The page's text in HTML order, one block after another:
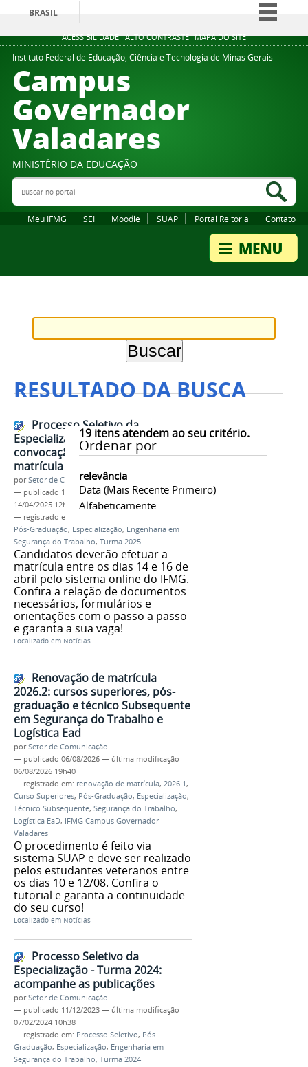
ACESSIBILIDADE ALTO CONTRASTE MAPA DO SITE
BRASIL
Simplifique!
Comunica BR
Instituto Federal de Educação, Ciência e Tecnologia de Minas Gerais
Campus
Governador
Valadares
MINISTÉRIO DA EDUCAÇÃO
Buscar no portal
Meu IFMG SEI Moodle SUAP Portal Reitoria Contato
RESULTADO DA BUSCA
19itens atendem ao seu critério.
Ordenar por
relevância
Data (mais Recente Primeiro)
Alfabeticamente
Processo Seletivo da
Especialização (edital 109/2025):
convocação e orientações para
matrícula (3ª chamada)
porSetor de Comunicação
— publicado 14/04/2025 —última modificação
14/04/2025 12h33
— registrado em:
Pós-Graduação, Especialização, Engenharia em
Segurança do Trabalho, Turma 2025
Candidatos deverão efetuar a
matrícula entre os dias 14 e 16 de
abril pelo sistema online do IFMG.
Confira a relação de documentos
necessários, formulários e
orientações com o passo a passo
e garanta a sua vaga!
Localizado em Notícias
Renovação de matrícula
2026.2: cursos superiores, pós-
graduação e técnico Subsequente
em Segurança do Trabalho e
Logística Ead
porSetor de Comunicação
— publicado 06/08/2026 — última modificação
06/08/2026 19h40
— registrado em: renovação de matrícula, 2026.1,
Curso Superiores, Pós-Graduação, Especialização,
Técnico Subsequente, Segurança do Trabalho,
Logística EaD, IFMG Campus Governador
Valadares
O procedimento é feito via
sistema SUAP e deve ser realizado
pelos estudantes veteranos entre
os dias 10 e 12/08. Confira o
tutorial e garanta a continuidade
do seu curso!
Localizado em Notícias
Processo Seletivo da
Especialização - Turma 2024:
acompanhe as publicações
porSetor de Comunicação
— publicado 11/12/2023 — última modificação
07/02/2024 10h38
— registrado em: Processo Seletivo, Pós-
Graduação, Especialização, Engenharia em
Segurança do Trabalho, Turma 2024